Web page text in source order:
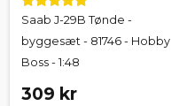
Saab J-29B Tønde -
byggesæt - 81746 - Hobby
Boss - 1:48
309 kr